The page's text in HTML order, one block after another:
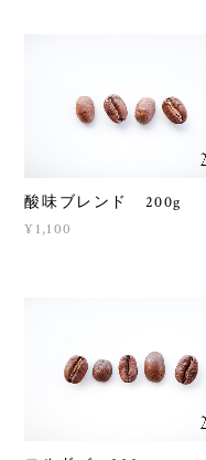
酸味ブレンド 200g
¥1,100